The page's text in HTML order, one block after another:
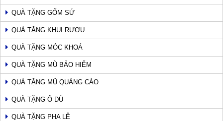
QUÀ TẶNG GỐM SỨ
QUÀ TẶNG KHUI RƯỢU
QUÀ TẶNG MÓC KHOÁ
QUÀ TẶNG MŨ BẢO HIỂM
QUÀ TẶNG MŨ QUẢNG CÁO
QUÀ TẶNG Ô DÙ
QUÀ TẶNG PHA LÊ